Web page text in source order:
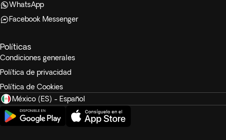
WhatsApp
Facebook Messenger
Políticas
Condiciones generales
Política de privacidad
Política de Cookies
México (ES) - Español